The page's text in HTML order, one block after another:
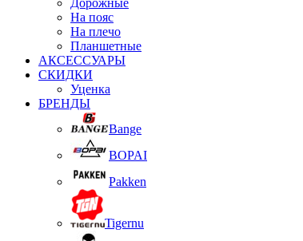
Дорожные
На пояс
На плечо
Планшетные
АКСЕССУАРЫ
СКИДКИ
Уценка
БРЕНДЫ
Bange
BOPAI
Pakken
Tigernu